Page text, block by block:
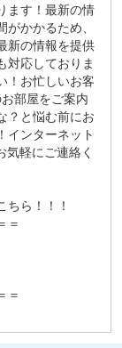
ます！最新の情
かかるため、
新の情報を提供
対応しておりま
！お忙しいお客
部屋をご案内
？と悩む前にお
インターネット
軽にご連絡く
ちら！！！
＝
＝